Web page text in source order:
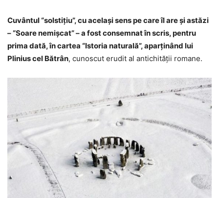
Cuvântul “solstiţiu”, cu acelaşi sens pe care îl are şi astăzi
– “Soare nemişcat” – a fost consemnat în scris, pentru
prima dată, în cartea “Istoria naturală”, aparţinând lui
Plinius cel Bătrân, cunoscut erudit al antichităţii romane.